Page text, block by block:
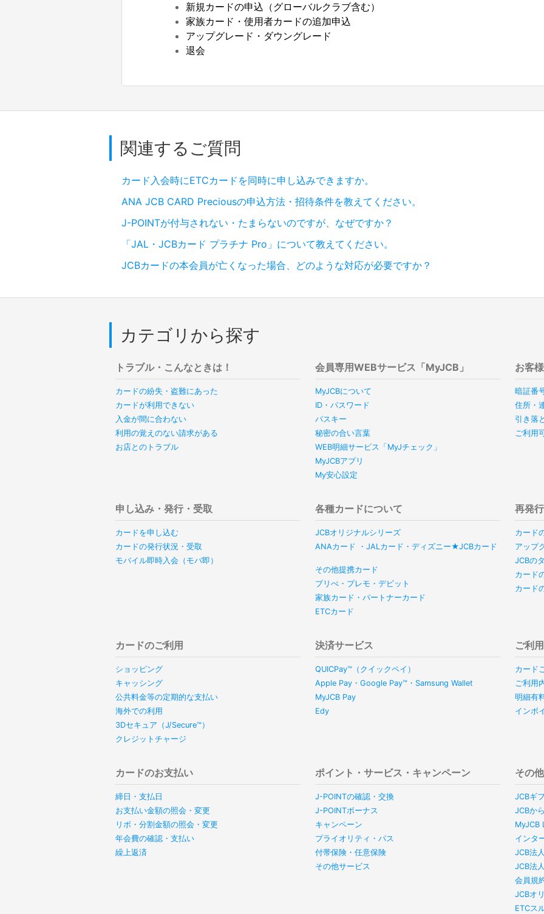
新規カードの申込（グローバルクラブ含む）
家族カード・使用者カードの追加申込
アップグレード・ダウングレード
退会
関連するご質問
カード入会時にETCカードを同時に申し込みできますか。
ANA JCB CARD Preciousの申込方法・招待条件を教えてください。
J-POINTが付与されない・たまらないのですが、なぜですか？
「JAL・JCBカード プラチナ Pro」について教えてください。
JCBカードの本会員が亡くなった場合、どのような対応が必要ですか？
カテゴリから探す
トラブル・こんなときは！
カードの紛失・盗難にあった
カードが利用できない
入金が間に合わない
利用の覚えのない請求がある
お店とのトラブル
会員専用WEBサービス「MyJCB」
MyJCBについて
ID・パスワード
パスキー
秘密の合い言葉
WEB明細サービス「MyJチェック」
MyJCBアプリ
My安心設定
お客
暗証番
住所・
引き落
ご利用
申し込み・発行・受取
カードを申し込む
カードの発行状況・受取
モバイル即時入会（モバ即）
各種カードについて
JCBオリジナルシリーズ
ANAカード ・JALカード・ディズニー★JCBカード
その他提携カード
プリぺ・プレモ・デビット
家族カード・パートナーカード
ETCカード
再発
カード
アップ
JCBの
カード
カード
カードのご利用
ショッピング
キャッシング
公共料金等の定期的な支払い
海外での利用
3Dセキュア（J/Secure™）
クレジットチャージ
決済サービス
QUICPay™（クイックペイ）
Apple Pay・Google Pay™・Samsung Wallet
MyJCB Pay
Edy
ご利
カード
ご利用
明細有
インボ
カードのお支払い
締日・支払日
お支払い金額の照会・変更
リボ・分割金額の照会・変更
年会費の確認・支払い
繰上返済
ポイント・サービス・キャンペーン
J-POINTの確認・交換
J-POINTボーナス
キャンペーン
プライオリティ・パス
付帯保険・任意保険
その他サービス
その他
JCBギ
JCBか
MyJCB
インタ
JCB法
JCB法
会員規
JCBオ
ETCス